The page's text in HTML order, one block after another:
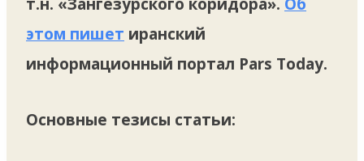
этом пишет иранский
информационный портал Pars Today.
Основные тезисы статьи: